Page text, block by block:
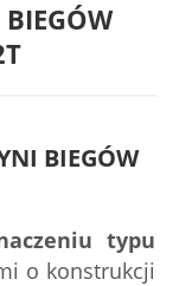
BIEGÓW
typu
o konstrukcji